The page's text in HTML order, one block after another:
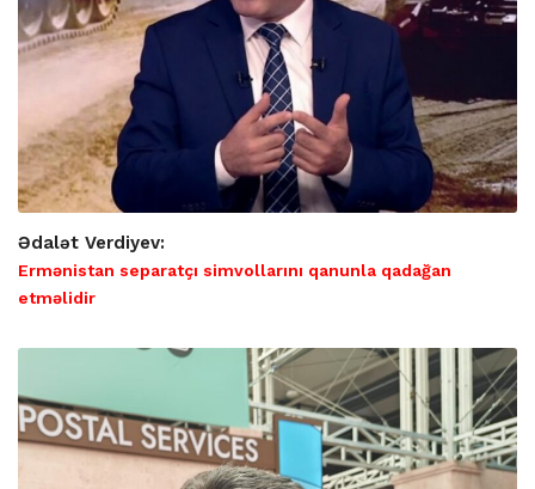
Ədalət Verdiyev:
Ermənistan separatçı simvollarını qanunla qadağan
etməlidir